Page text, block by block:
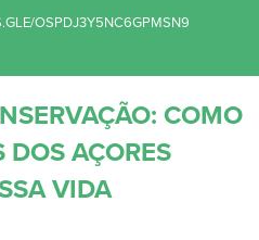
OSPDJ3Y5NC6GPMSN9
COMO
DOS AÇORES
VIDA